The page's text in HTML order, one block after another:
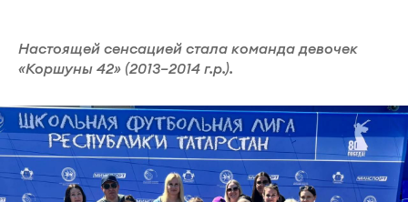
Настоящей сенсацией стала команда девочек
«Коршуны 42» (2013–2014 г.р.).